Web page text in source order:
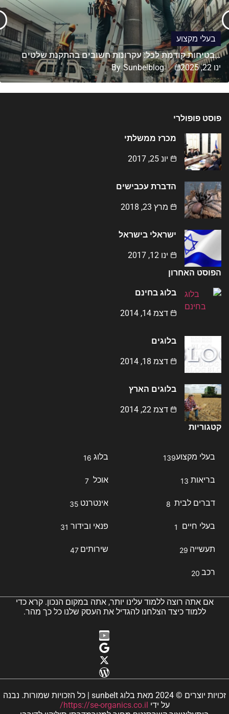
בעלי מקצוע
בטיחות קודמת לכל: עקרונות חשובים בהתקנת שלטים…
By Sunbelblog ינו 22, 2025
פוסט פופולרי
מכרז ממשלתי
יונ 25, 2017
הדברת עכבישים
מרץ 23, 2018
ישראלי בישראל
ינו 12, 2017
הפוסט האחרון
בלוג בחינם
דצמ 14, 2014
בלוגים
דצמ 18, 2014
בלוגים הארץ
דצמ 22, 2014
קטגוריות
בעלי מקצוע139 בלוג 16
בריאות 13 אוכל 7
דברים לבית 8 אינטרנט 35
בעלי חיים 1 פנאי ובידור 31
תעשייה 29 שירותים 47
רכב 20
אם אתה רוצה ללמוד עלינו יותר, אתה במקום הנכון. קרא כדי
ללמוד כיצד הצלחנו להגדיל את העסק שלנו כל כך מהר.
זכויות יוצרים © 2024 מאת בלוג sunbelt | כל הזכויות שמורות. נבנה
על ידי https://se-organics.co.il/